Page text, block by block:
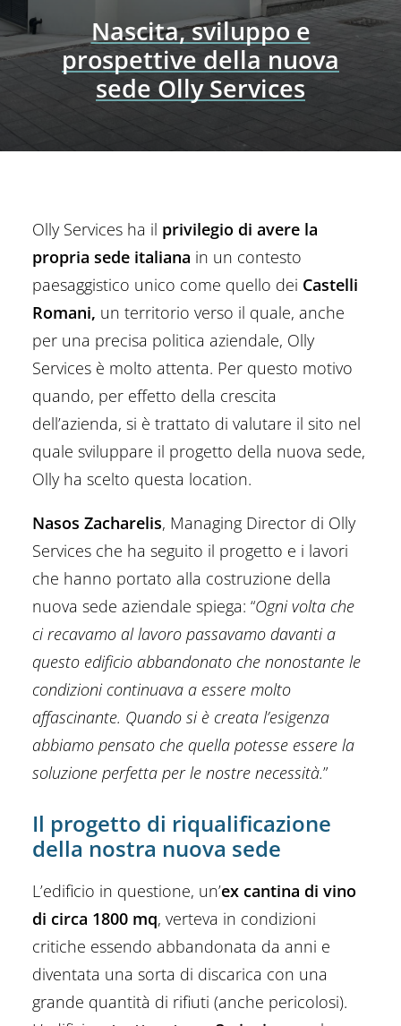
Nascita, sviluppo e
prospettive della nuova
sede Olly Services
Olly Services ha il privilegio di avere la
propria sede italiana in un contesto
paesaggistico unico come quello dei Castelli
Romani, un territorio verso il quale, anche
per una precisa politica aziendale, Olly
Services è molto attenta. Per questo motivo
quando, per effetto della crescita
dell’azienda, si è trattato di valutare il sito nel
quale sviluppare il progetto della nuova sede,
Olly ha scelto questa location.
Nasos Zacharelis, Managing Director di Olly
Services che ha seguito il progetto e i lavori
che hanno portato alla costruzione della
nuova sede aziendale spiega: “Ogni volta che
ci recavamo al lavoro passavamo davanti a
questo edificio abbandonato che nonostante le
condizioni continuava a essere molto
affascinante. Quando si è creata l’esigenza
abbiamo pensato che quella potesse essere la
soluzione perfetta per le nostre necessità.”
Il progetto di riqualificazione
della nostra nuova sede
L’edificio in questione, un’ex cantina di vino
di circa 1800 mq, verteva in condizioni
critiche essendo abbandonata da anni e
diventata una sorta di discarica con una
grande quantità di rifiuti (anche pericolosi).